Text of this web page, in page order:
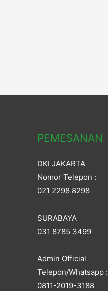
PEMESANAN
DKI JAKARTA
Nomor Telepon :
021 2298 8298
SURABAYA
031 8785 3499
Admin Official
Telepon/Whatsapp :
0811-2019-3188